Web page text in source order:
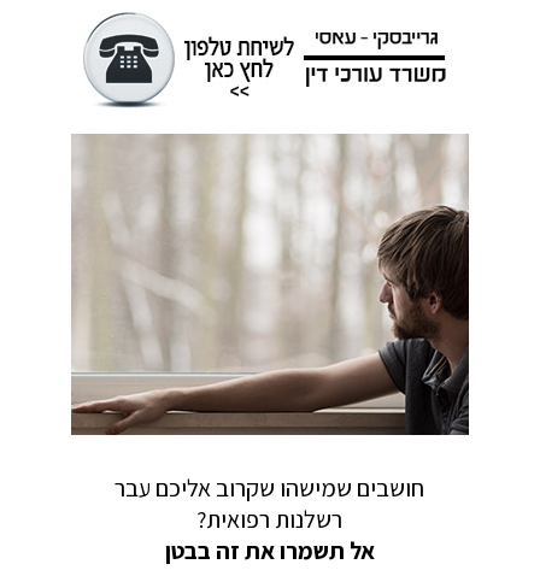
חושבים שמישהו שקרוב אליכם עבר
רשלנות רפואית?
אל תשמרו את זה בבטן